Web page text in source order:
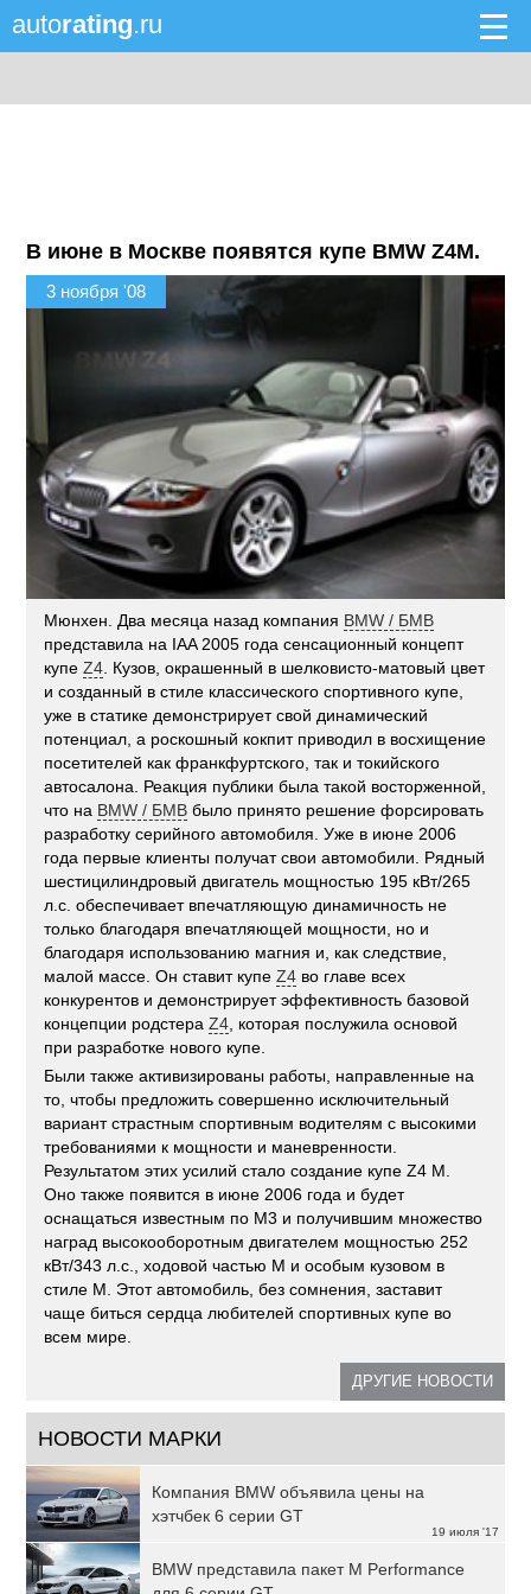
autorating.ru
В июне в Москве появятся купе BMW Z4М.
3 ноября '08
Мюнхен. Два месяца назад компания BMW / БМВ
представила на IAA 2005 года сенсационный концепт
купеZ4 . Кузов, окрашенный в шелковисто-матовый цвет
и созданный в стиле классического спортивного купе,
уже в статике демонстрирует свой динамический
потенциал, а роскошный кокпит приводил в восхищение
посетителей как франкфуртского, так и токийского
автосалона. Реакция публики была такой восторженной,
что на BMW / БМВ было принято решение форсировать
разработку серийного автомобиля. Уже в июне 2006
года первые клиенты получат свои автомобили. Рядный
шестицилиндровый двигатель мощностью 195 кВт/265
л.с. обеспечивает впечатляющую динамичность не
только благодаря впечатляющей мощности, но и
благодаря использованию магния и, как следствие,
малой массе. Он ставит купеZ4 во главе всех
конкурентов и демонстрирует эффективность базовой
концепции родстераZ4 , которая послужила основой
при разработке нового купе.
Были также активизированы работы, направленные на
то, чтобы предложить совершенно исключительный
вариант страстным спортивным водителям с высокими
требованиями к мощности и маневренности.
Результатом этих усилий стало создание купе Z4 М.
Оно также появится в июне 2006 года и будет
оснащаться известным по М3 и получившим множество
наград высокооборотным двигателем мощностью 252
кВт/343 л.с., ходовой частью М и особым кузовом в
стиле М. Этот автомобиль, без сомнения, заставит
чаще биться сердца любителей спортивных купе во
всем мире.
ДРУГИЕ НОВОСТИ
НОВОСТИ МАРКИ
19 июля '17
Компания BMW объявила цены на
хэтчбек 6 серии GT
BMW представила пакет M Performance